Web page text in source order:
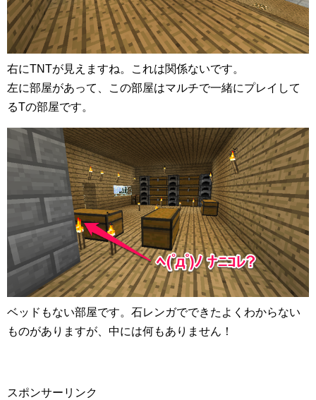
右にTNTが見えますね。これは関係ないです。
左に部屋があって、この部屋はマルチで一緒にプレイして
るTの部屋です。
ベッドもない部屋です。石レンガでできたよくわからない
ものがありますが、中には何もありません！
スポンサーリンク